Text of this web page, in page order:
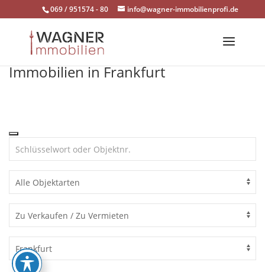
to
content
069 / 951574 - 80 info@wagner-immobilienprofi.de
Immobilien in Frankfurt